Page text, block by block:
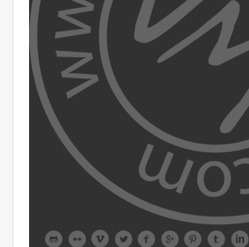
        